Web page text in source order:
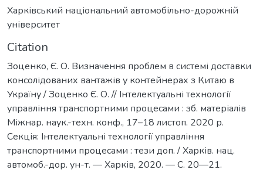
Харківський національний автомобільно-дорожній
університет
Citation
Зоценко, Є. О. Визначення проблем в системі доставки
консолідованих вантажів у контейнерах з Китаю в
Україну / Зоценко Є. О. // Інтелектуальні технології
управління транспортними процесами : зб. матеріалів
Міжнар. наук.-техн. конф., 17–18 листоп. 2020 р.
Секція: Інтелектуальні технології управління
транспортними процесами : тези доп. / Харків. нац.
автомоб.-дор. ун-т. — Харків, 2020. — С. 20—21.